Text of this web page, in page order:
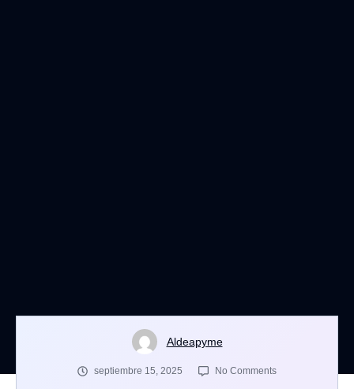
Aldeapyme
septiembre 15, 2025 No Comments